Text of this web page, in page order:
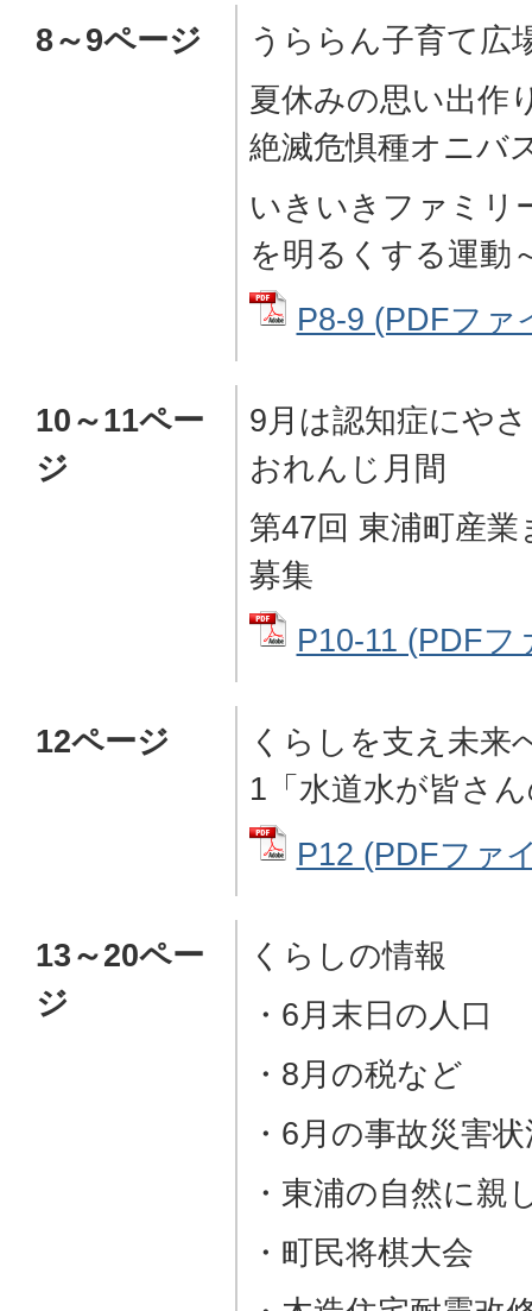
8～9ページ
うららん子育て広
夏休みの思い出作
絶滅危惧種オニバ
いきいきファミリ
を明るくする運動
P8-9 (PDFファ
10～11ペー
ジ
9月は認知症にや
おれんじ月間
第47回 東浦町産
募集
P10-11 (PDFフ
12ページ
くらしを支え未来
1「水道水が皆さ
P12 (PDFファ
13～20ペー
ジ
くらしの情報
・6月末日の人口
・8月の税など
・6月の事故災害
・東浦の自然に親
・町民将棋大会